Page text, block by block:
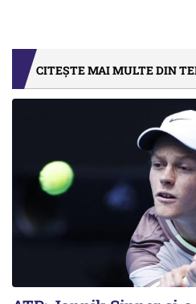
CITEȘTE MAI MULTE DIN